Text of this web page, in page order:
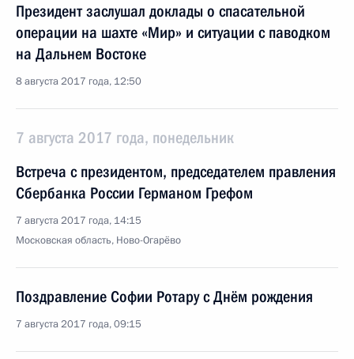
Президент заслушал доклады о спасательной
операции на шахте «Мир» и ситуации с паводком
на Дальнем Востоке
8 августа 2017 года, 12:50
7 августа 2017 года, понедельник
Встреча с президентом, председателем правления
Сбербанка России Германом Грефом
7 августа 2017 года, 14:15
Московская область, Ново-Огарёво
Поздравление Софии Ротару с Днём рождения
7 августа 2017 года, 09:15